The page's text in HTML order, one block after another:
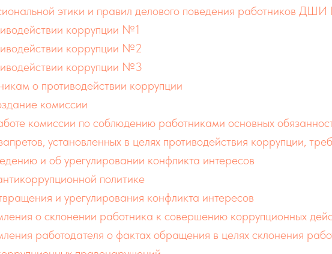
этики и правил делового поведения работников
коррупции №1
коррупции №2
коррупции №3
о противодействии коррупции
комиссии
комиссии по соблюдению работниками основных
установленных в целях противодействия коррупции,
и об урегулировании конфликта интересов
политике
и урегулирования конфликта интересов
о склонении работника к совершению коррупционных
работодателя о фактах обращения в целях склонения